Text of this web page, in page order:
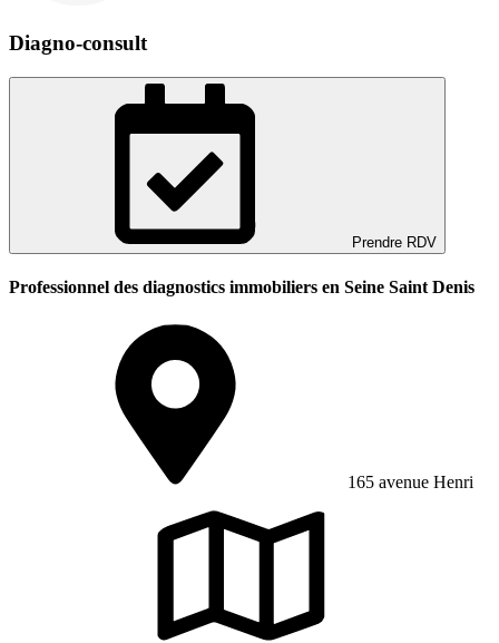
Diagno-consult
Prendre RDV
Professionnel des diagnostics immobiliers en Seine Saint Denis
165 avenue Henri